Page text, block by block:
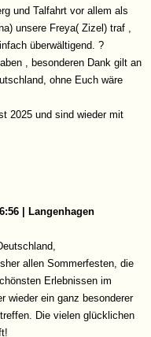
und Talfahrt vor allem als
unsere Freya( Zizel) traf ,
überwältigend. ?
, besonderen Dank gilt an
ohne Euch wäre
2025 und sind wieder mit
| Langenhagen
allen Sommerfesten, die
Erlebnissen im
wieder ein ganz besonderer
Die vielen glücklichen